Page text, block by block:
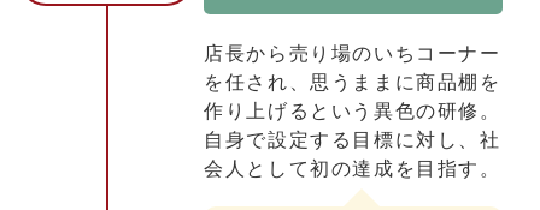
店長から売り場のいちコーナー
を任され、思うままに商品棚を
作り上げるという異色の研修。
自身で設定する目標に対し、社
会人として初の達成を目指す。